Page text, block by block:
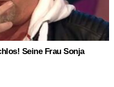
Seine Frau Sonja